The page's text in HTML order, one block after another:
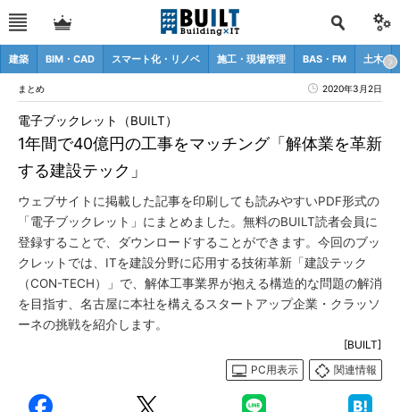
建築 BIM・CAD スマート化・リノベ 施工・現場管理 BAS・FM 土木
まとめ 2020年3月2日
1年間で40億円の工事をマッチング「解体業を革新
する建設テック」
電子ブックレット（BUILT）
ウェブサイトに掲載した記事を印刷しても読みやすいPDF形式の
「電子ブックレット」にまとめました。無料のBUILT読者会員に
登録することで、ダウンロードすることができます。今回のブッ
クレットでは、ITを建設分野に応用する技術革新「建設テック
（CON-TECH）」で、解体工事業界が抱える構造的な問題の解消
を目指す、名古屋に本社を構えるスタートアップ企業・クラッソ
ーネの挑戦を紹介します。
[BUILT]
PC用表示
関連情報